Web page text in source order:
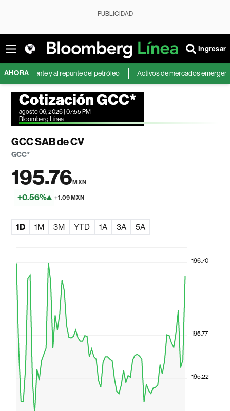
PUBLICIDAD
Ingresar
AHORAy al repunte del petróleo Activos de mercados emergentes caen
Cotización GCC*
agosto 06, 2026 | 07:55 PM
Bloomberg Línea
GCC SAB de CV
GCC*
195.76MXN
+0.56% +1.09 MXN
1D 1M 3M YTD 1A 3A 5A
195.22
195.77
196.70